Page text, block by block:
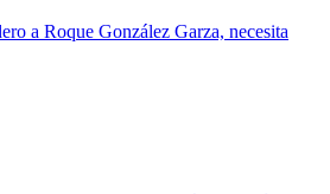
a Roque González Garza, necesita